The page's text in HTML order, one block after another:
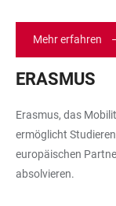
Mehr erfahren
ERASMUS
Erasmus, das
ermöglicht
europäischen
absolvieren.